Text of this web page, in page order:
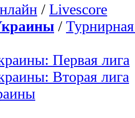
/ Livescore
/
Первая лига
Вторая лига